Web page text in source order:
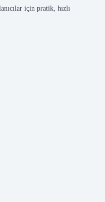
için pratik, hızlı